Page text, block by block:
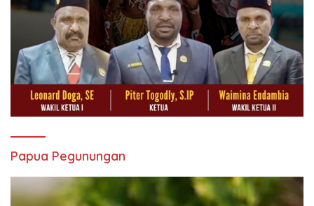
Papua Pegunungan